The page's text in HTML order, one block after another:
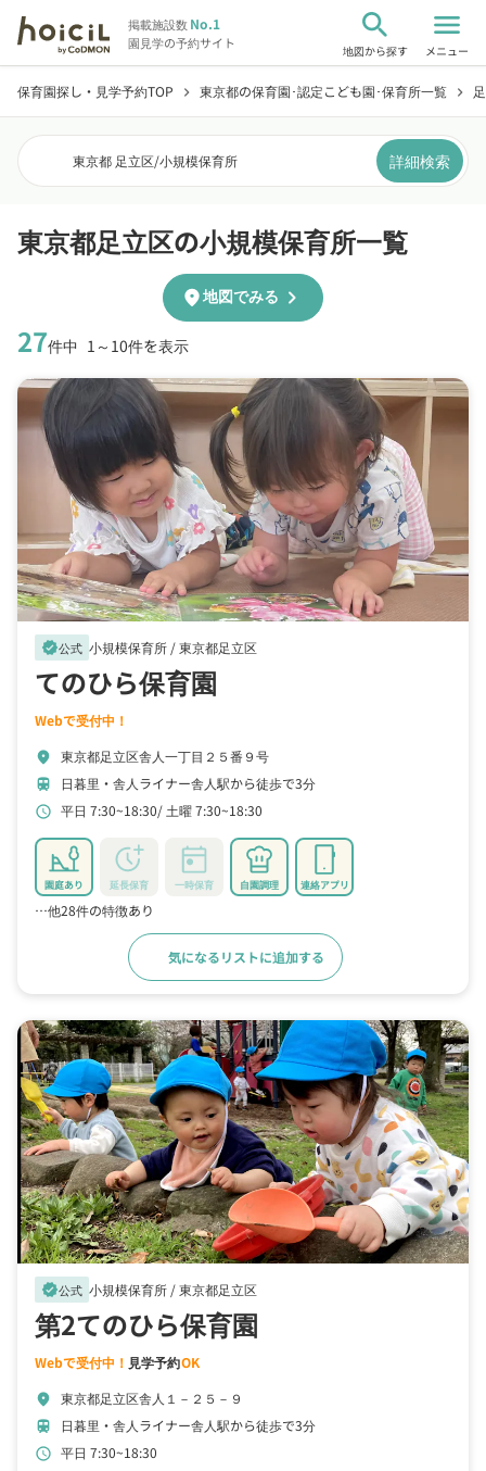
掲載施設数No.1
園見学の予約サイト
search
地図から探す
menu
メニュー
保育園探し・見学予約TOP chevron_right 東京都の保育園･認定こども園･保育所一覧 chevron_right
東京都 足立区/小規模保育所 詳細検索
東京都足立区の小規模保育所一覧
27件中 1～10件を表示
location_on地図でみる chevron_right
verified公式 小規模保育所 /東京都足立区
てのひら保育園
Webで受付中！
location_on 東京都足立区舎人一丁目２５番９号
train 日暮里・舎人ライナー舎人駅から徒歩で3分
schedule 平日 7:30~18:30 土曜 7:30~18:30
園庭あり 延長保育 一時保育 自園調理 連絡アプリ
…他28件の特徴あり
気になるリストに追加する
verified公式 小規模保育所 /東京都足立区
第2てのひら保育園
Webで受付中！ 見学予約OK
location_on 東京都足立区舎人１－２５－９
train 日暮里・舎人ライナー舎人駅から徒歩で3分
schedule 平日 7:30~18:30